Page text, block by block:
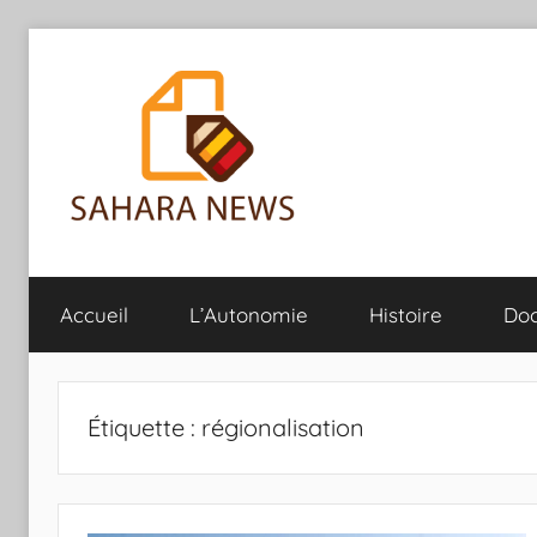
Sahara
News
l'info
sur
Accueil L’Autonomie Histoire
Étiquette : régionalisation